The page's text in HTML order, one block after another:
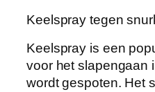
Keelspray tegen
Keelspray is een
voor het slapengaan
wordt gespoten. Het